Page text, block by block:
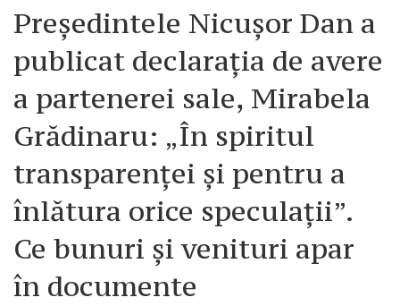
Președintele Nicușor Dan a
publicat declarația de avere
a partenerei sale, Mirabela
Grădinaru: „În spiritul
transparenței și pentru a
înlătura orice speculații”.
Ce bunuri și venituri apar
în documente